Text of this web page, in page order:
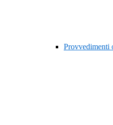
Provvedimenti